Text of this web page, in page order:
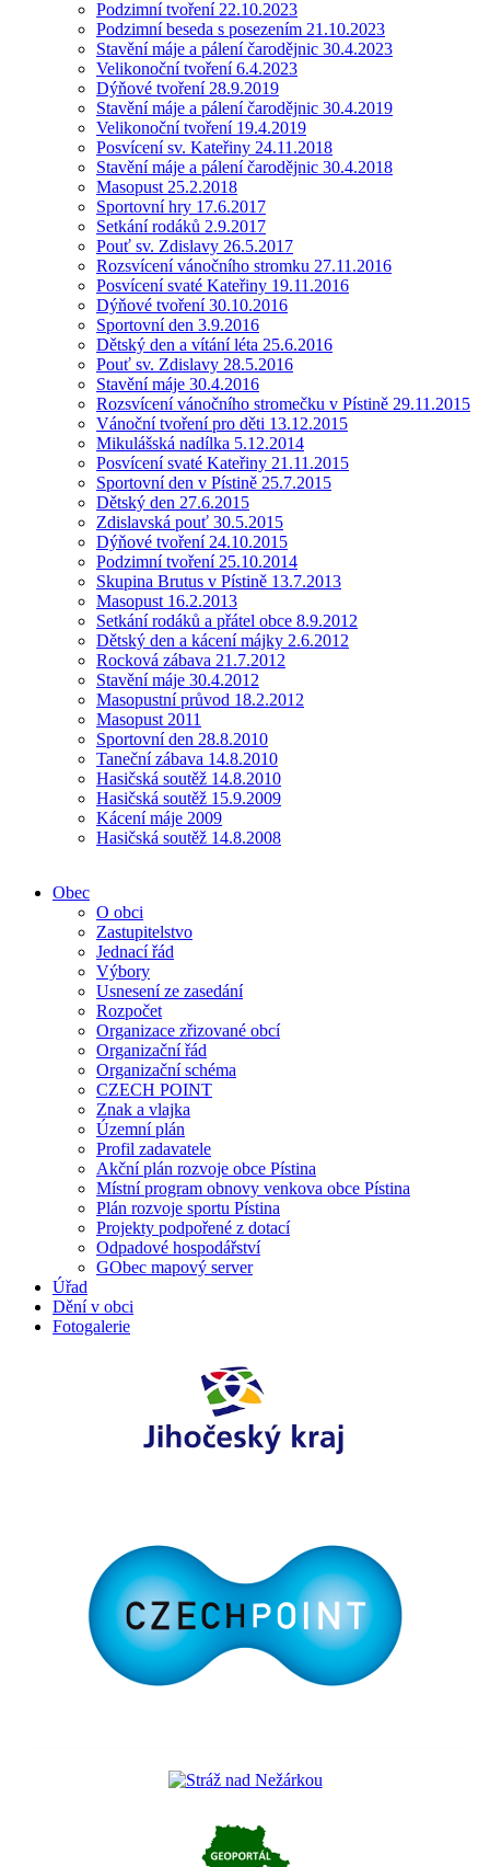
Podzimní tvoření 22.10.2023
Podzimní beseda s posezením 21.10.2023
Stavění máje a pálení čarodějnic 30.4.2023
Velikonoční tvoření 6.4.2023
Dýňové tvoření 28.9.2019
Stavění máje a pálení čarodějnic 30.4.2019
Velikonoční tvoření 19.4.2019
Posvícení sv. Kateřiny 24.11.2018
Stavění máje a pálení čarodějnic 30.4.2018
Masopust 25.2.2018
Sportovní hry 17.6.2017
Setkání rodáků 2.9.2017
Pouť sv. Zdislavy 26.5.2017
Rozsvícení vánočního stromku 27.11.2016
Posvícení svaté Kateřiny 19.11.2016
Dýňové tvoření 30.10.2016
Sportovní den 3.9.2016
Dětský den a vítání léta 25.6.2016
Pouť sv. Zdislavy 28.5.2016
Stavění máje 30.4.2016
Rozsvícení vánočního stromečku v Pístině 29.11.2015
Vánoční tvoření pro děti 13.12.2015
Mikulášská nadílka 5.12.2014
Posvícení svaté Kateřiny 21.11.2015
Sportovní den v Pístině 25.7.2015
Dětský den 27.6.2015
Zdislavská pouť 30.5.2015
Dýňové tvoření 24.10.2015
Podzimní tvoření 25.10.2014
Skupina Brutus v Pístině 13.7.2013
Masopust 16.2.2013
Setkání rodáků a přátel obce 8.9.2012
Dětský den a kácení májky 2.6.2012
Rocková zábava 21.7.2012
Stavění máje 30.4.2012
Masopustní průvod 18.2.2012
Masopust 2011
Sportovní den 28.8.2010
Taneční zábava 14.8.2010
Hasičská soutěž 14.8.2010
Hasičská soutěž 15.9.2009
Kácení máje 2009
Hasičská soutěž 14.8.2008
Obec
O obci
Zastupitelstvo
Jednací řád
Výbory
Usnesení ze zasedání
Rozpočet
Organizace zřizované obcí
Organizační řád
Organizační schéma
CZECH POINT
Znak a vlajka
Územní plán
Profil zadavatele
Akční plán rozvoje obce Pístina
Místní program obnovy venkova obce Pístina
Plán rozvoje sportu Pístina
Projekty podpořené z dotací
Odpadové hospodářství
GObec mapový server
Úřad
Dění v obci
Fotogalerie